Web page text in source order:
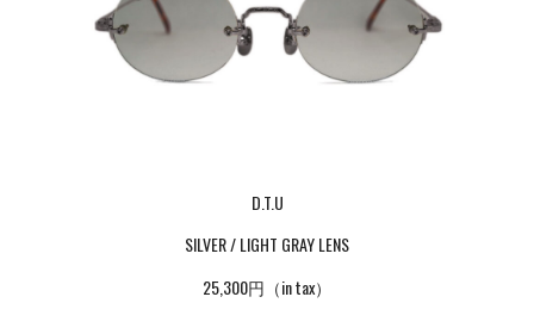
D.T.U
SILVER / LIGHT GRAY LENS
25,300円（in tax）